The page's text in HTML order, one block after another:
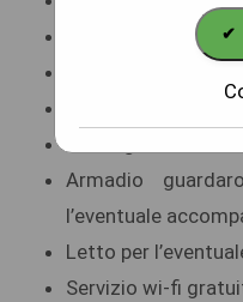
✔
Televisore Lcd da
Armadio
l’eventuale
Letto per
Servizio wi-fi